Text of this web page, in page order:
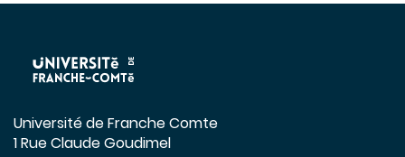
Université de Franche Comte
1 Rue Claude Goudimel